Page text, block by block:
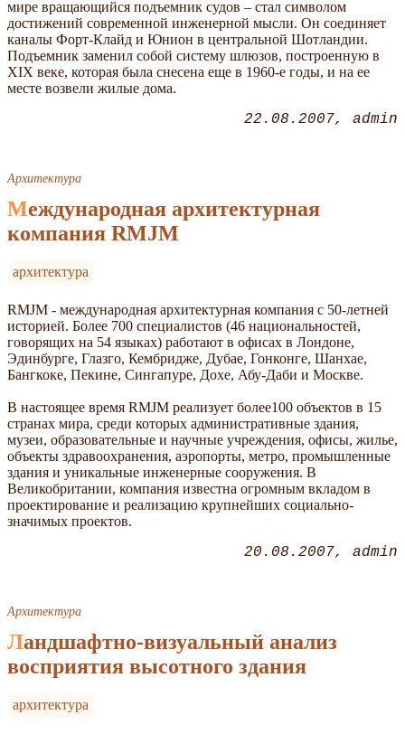
мире вращающийся подъемник судов – стал символом
достижений современной инженерной мысли. Он соединяет
каналы Форт-Клайд и Юнион в центральной Шотландии.
Подъемник заменил собой систему шлюзов, построенную в
XIX веке, которая была снесена еще в 1960-е годы, и на ее
месте возвели жилые дома.
22.08.2007 admin
Архитектура
Международная архитектурная
компания RMJM
архитектура
RMJM - международная архитектурная компания с 50-летней
историей. Более 700 специалистов (46 национальностей,
говорящих на 54 языках) работают в офисах в Лондоне,
Эдинбурге, Глазго, Кембридже, Дубае, Гонконге, Шанхае,
Бангкоке, Пекине, Сингапуре, Дохе, Абу-Даби и Москве.
В настоящее время RMJM реализует более100 объектов в 15
странах мира, среди которых административные здания,
музеи, образовательные и научные учреждения, офисы, жилье,
объекты здравоохранения, аэропорты, метро, промышленные
здания и уникальные инженерные сооружения. В
Великобритании, компания известна огромным вкладом в
проектирование и реализацию крупнейших социально-
значимых проектов.
20.08.2007 admin
Архитектура
Ландшафтно-визуальный анализ
восприятия высотного здания
архитектура